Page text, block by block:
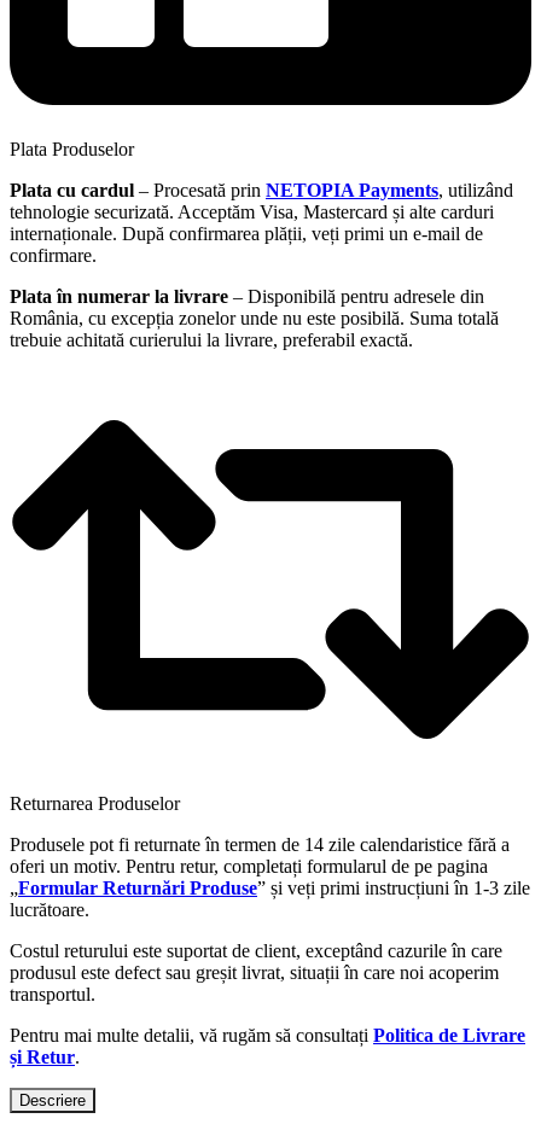
Plata Produselor
Plata cu cardul – Procesată prin NETOPIA Payments, utilizând
tehnologie securizată. Acceptăm Visa, Mastercard și alte carduri
internaționale. După confirmarea plății, veți primi un e-mail de
confirmare.
Plata în numerar la livrare – Disponibilă pentru adresele din
România, cu excepția zonelor unde nu este posibilă. Suma totală
trebuie achitată curierului la livrare, preferabil exactă.
Returnarea Produselor
Produsele pot fi returnate în termen de 14 zile calendaristice fără a
oferi un motiv. Pentru retur, completați formularul de pe pagina
„Formular Returnări Produse” și veți primi instrucțiuni în 1-3 zile
lucrătoare.
Costul returului este suportat de client, exceptând cazurile în care
produsul este defect sau greșit livrat, situații în care noi acoperim
transportul.
Pentru mai multe detalii, vă rugăm să consultați Politica de Livrare
și Retur.
Descriere